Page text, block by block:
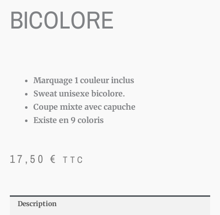
BICOLORE
Marquage 1 couleur inclus
Sweat unisexe bicolore.
Coupe mixte avec capuche
Existe en 9 coloris
17,50€ TTC
Description